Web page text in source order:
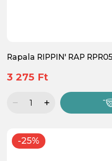
Rapala RIPPIN' RAP
3 275 Ft
-25%